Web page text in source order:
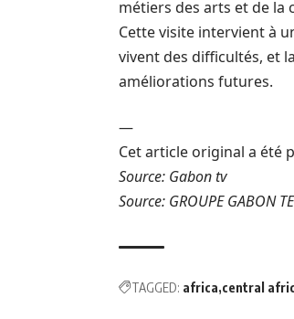
métiers des arts et de la
Cette visite intervient à
vivent des difficultés, et
améliorations futures.
—
Cet article original a été
Source: Gabon tv
Source: GROUPE GABON
TAGGED: africa central